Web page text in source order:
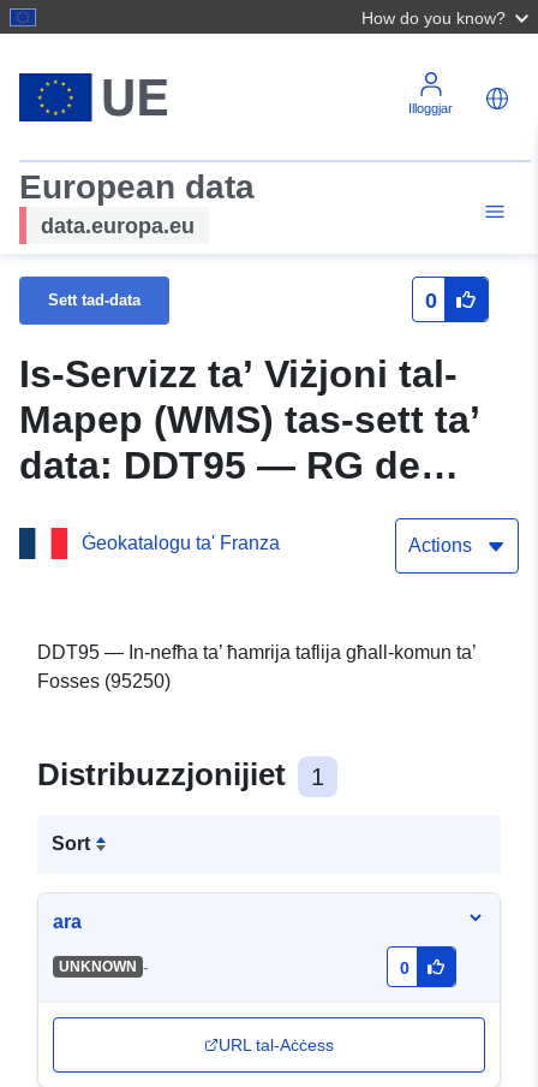
How do you know?
Illoggjar
European data
data.europa.eu
Sett tad-data 0
Is-Servizz ta’ Viżjoni tal-
Mapep (WMS) tas-sett ta’
data: DDT95 — RG de
Ġeokatalogu ta' Franza Actions
DDT95 — In-nefħa ta’ ħamrija taflija għall-komun ta’
Fosses (95250)
Distribuzzjonijiet 1
Sort
ara
UNKNOWN - 0
URL tal-Aċċess